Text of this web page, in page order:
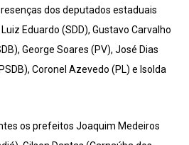
dos deputados estaduais
Eduardo (SDD), Gustavo Carvalho
George Soares (PV), José Dias
Coronel Azevedo (PL) e Isolda
os prefeitos Joaquim Medeiros